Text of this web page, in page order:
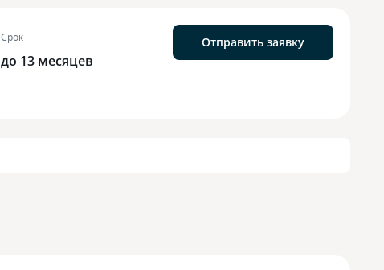
Срок
до 13 месяцев
Отправить заявку